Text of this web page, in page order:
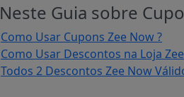
Neste Guia sobre
Como Usar Cupons Zee Now ?
Como Usar Descontos na Loja
Todos 2 Descontos Zee Now